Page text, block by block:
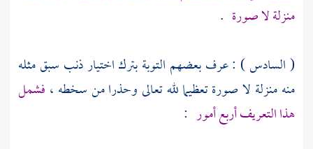
منزلة لا صورة .
( السادس ) : عرف بعضهم التوبة بترك اختيار ذنب سبق مثله
منه منزلة لا صورة تعظيما لله تعالى وحذرا من سخطه ، فشمل
هذا التعريف أربع أمور :